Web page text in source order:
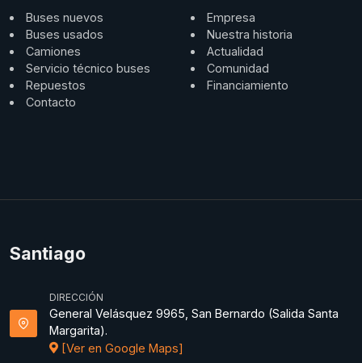
Buses nuevos
Buses usados
Camiones
Servicio técnico buses
Repuestos
Contacto
Empresa
Nuestra historia
Actualidad
Comunidad
Financiamiento
Santiago
DIRECCIÓN
General Velásquez 9965, San Bernardo (Salida Santa
Margarita).
[Ver en Google Maps]